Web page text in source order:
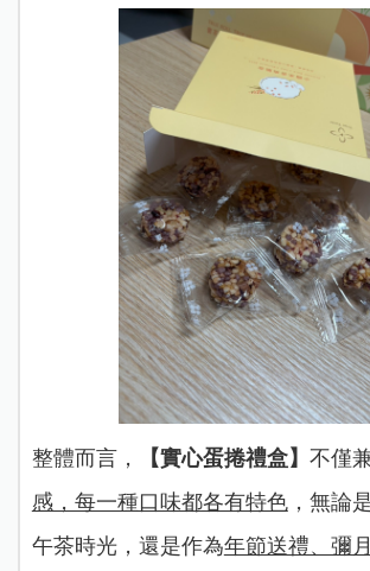
整體而言， 【實心蛋捲禮盒】 不僅
感，每一種口味都各有特色，無論
午茶時光，還是作為年節送禮、彌